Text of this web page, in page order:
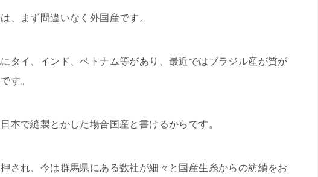
、まず間違いなく外国産です。
タイ、インド、ベトナム等があり、最近ではブラジル産が質が
す。
本で縫製とかした場合国産と書けるからです。
され、今は群馬県にある数社が細々と国産生糸からの紡績をお